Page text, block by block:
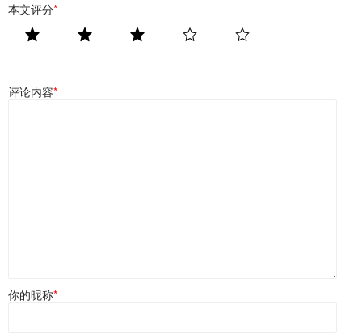
本文评分*
评论内容*
你的昵称*